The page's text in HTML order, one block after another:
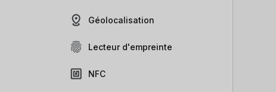
Géolocalisation
Lecteur d'empreinte
NFC